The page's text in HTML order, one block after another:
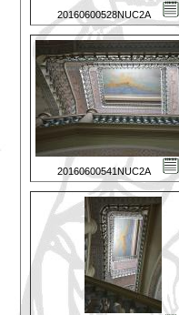
20160600528NUC2A
20160600541NUC2A